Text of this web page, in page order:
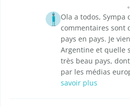
Ola a todos, Sympa
commentaires sont
pays en pays. Je
Argentine et quelle
très beau pays,
par les médias
savoir plus